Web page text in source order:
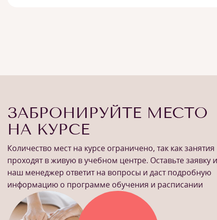
ЗАБРОНИРУЙТЕ МЕСТО
НА КУРСЕ
Количество мест на курсе ограничено, так как занятия
проходят в живую в учебном центре. Оставьте заявку и
наш менеджер ответит на вопросы и даст подробную
информацию о программе обучения и расписании